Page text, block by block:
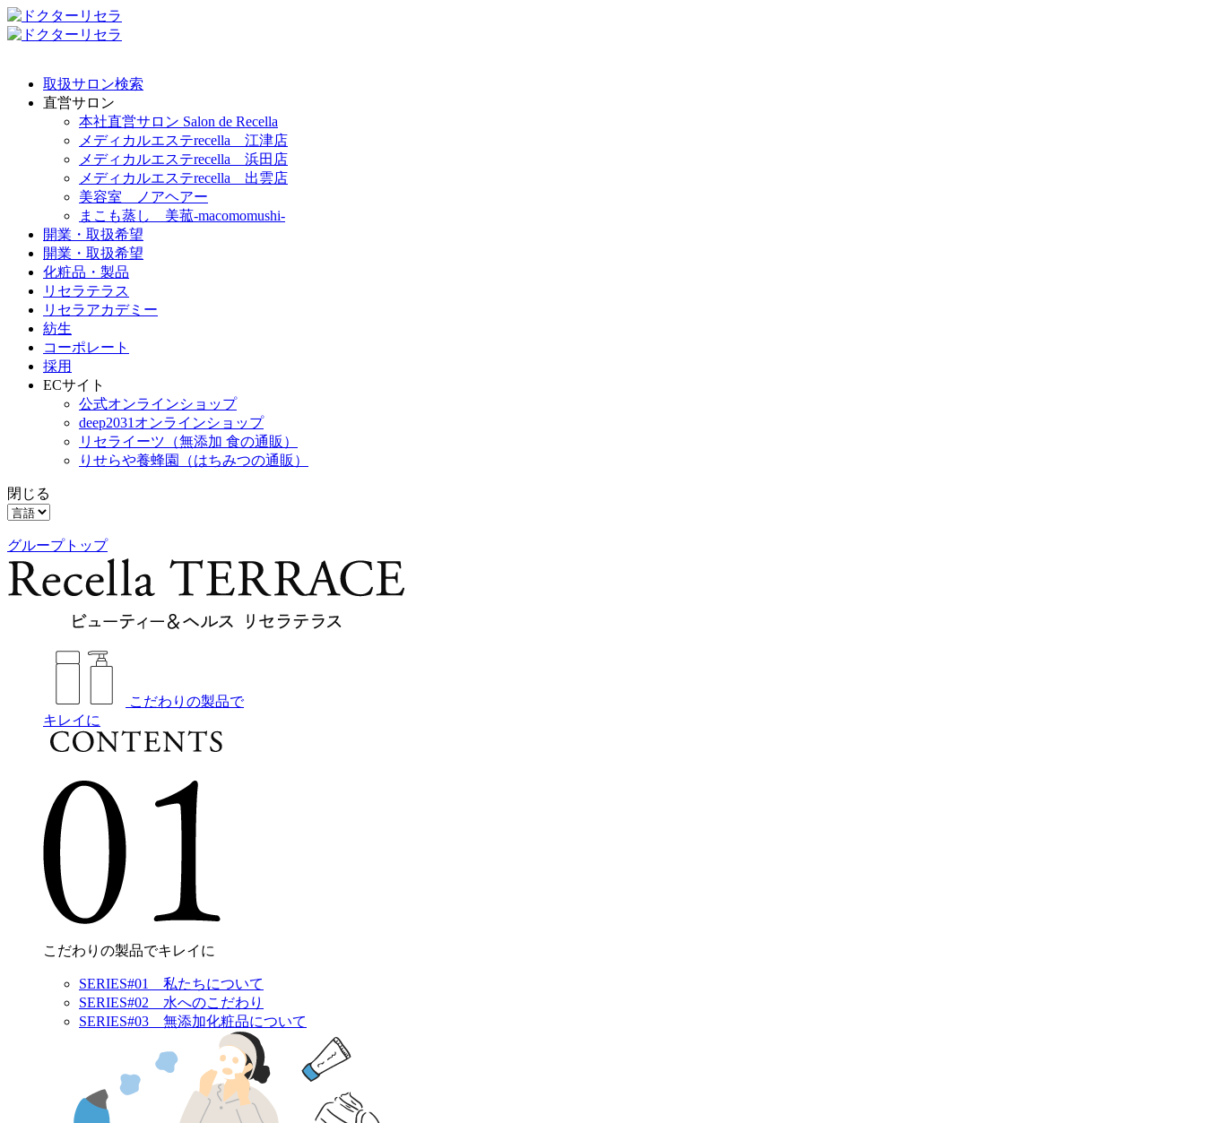
取扱サロン検索
直営サロン
本社直営サロン Salon de Recella
メディカルエステrecella 江津店
メディカルエステrecella 浜田店
メディカルエステrecella 出雲店
美容室 ノアヘアー
まこも蒸し 美菰-macomomushi-
開業・取扱希望
開業・取扱希望
化粧品・製品
リセラテラス
リセラアカデミー
紡生
コーポレート
採用
ECサイト
公式オンラインショップ
deep2031オンラインショップ
リセライーツ （無添加 食の通販）
りせらや養蜂園
（はちみつの通販）
閉じる
グループトップ
こだわりの製品で
キレイに
こだわりの製品でキレイに
SERIES#01 私たちについて
SERIES#02 水へのこだわり
SERIES#03 無添加化粧品について